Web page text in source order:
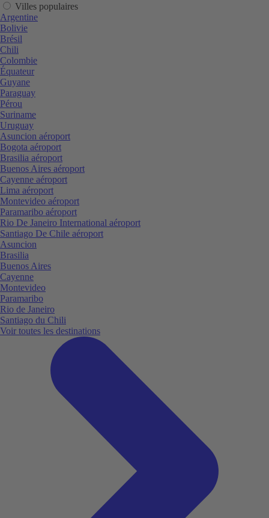
Villes populaires
Argentine
Bolivie
Brésil
Chili
Colombie
Équateur
Guyane
Paraguay
Pérou
Suriname
Uruguay
Asuncion aéroport
Bogota aéroport
Brasilia aéroport
Buenos Aires aéroport
Cayenne aéroport
Lima aéroport
Montevideo aéroport
Paramaribo aéroport
Rio De Janeiro International aéroport
Santiago De Chile aéroport
Asuncion
Brasilia
Buenos Aires
Cayenne
Montevideo
Paramaribo
Rio de Janeiro
Santiago du Chili
Voir toutes les destinations